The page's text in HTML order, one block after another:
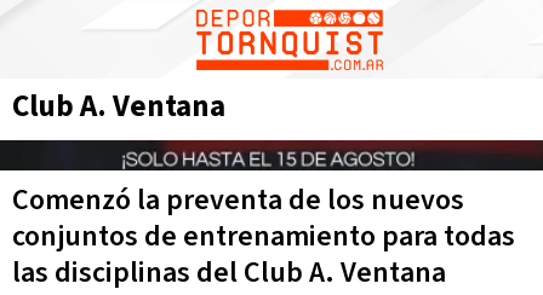
Club A. Ventana
Comenzó la preventa de los nuevos
conjuntos de entrenamiento para todas
las disciplinas del Club A. Ventana